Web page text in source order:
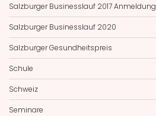
Salzburger Businesslauf 2017 Anmeldung
Salzburger Businesslauf 2020
Salzburger Gesundheitspreis
Schule
Schweiz
Seminare